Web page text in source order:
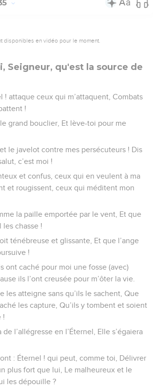
disponibles en vidéo pour le moment.
Seigneur, qu'est la source de
! attaque ceux qui m’attaquent, Combats
!
grand bouclier, Et lève-toi pour me
le javelot contre mes persécuteurs ! Dis
c’est moi !
et confus, ceux qui en veulent à ma
et rougissent, ceux qui méditent mon
la paille emportée par le vent, Et que
les chasse !
ténébreuse et glissante, Et que l’ange
!
ont caché pour moi une fosse (avec)
ils l’ont creusée pour m’ôter la vie.
les atteigne sans qu’ils le sachent, Que
les capture, Qu’ils y tombent et soient
!
de l’allégresse en l’Éternel, Elle s’égaiera
: Éternel ! qui peut, comme toi, Délivrer
plus fort que lui, Le malheureux et le
les dépouille ?